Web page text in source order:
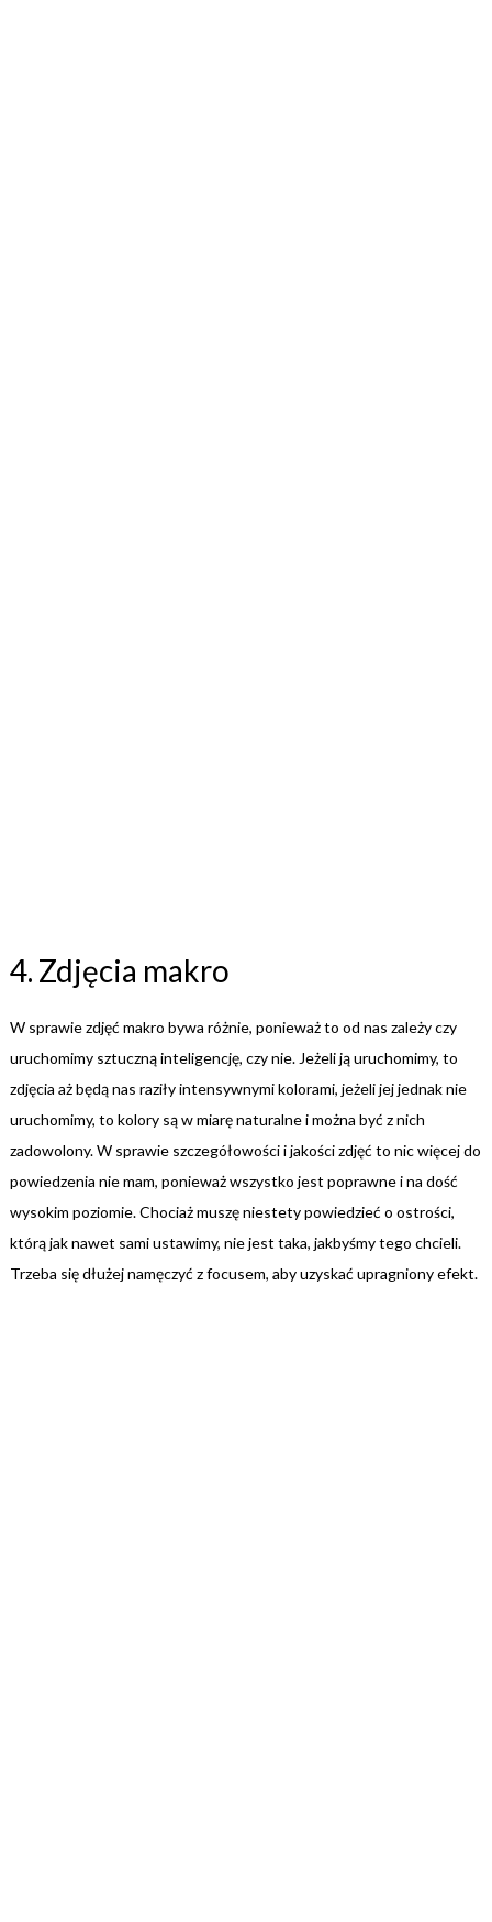
4. Zdjęcia makro
W sprawie zdjęć makro bywa różnie, ponieważ to od nas zależy czy
uruchomimy sztuczną inteligencję, czy nie. Jeżeli ją uruchomimy, to
zdjęcia aż będą nas raziły intensywnymi kolorami, jeżeli jej jednak nie
uruchomimy, to kolory są w miarę naturalne i można być z nich
zadowolony. W sprawie szczegółowości i jakości zdjęć to nic więcej do
powiedzenia nie mam, ponieważ wszystko jest poprawne i na dość
wysokim poziomie. Chociaż muszę niestety powiedzieć o ostrości,
którą jak nawet sami ustawimy, nie jest taka, jakbyśmy tego chcieli.
Trzeba się dłużej namęczyć z focusem, aby uzyskać upragniony efekt.